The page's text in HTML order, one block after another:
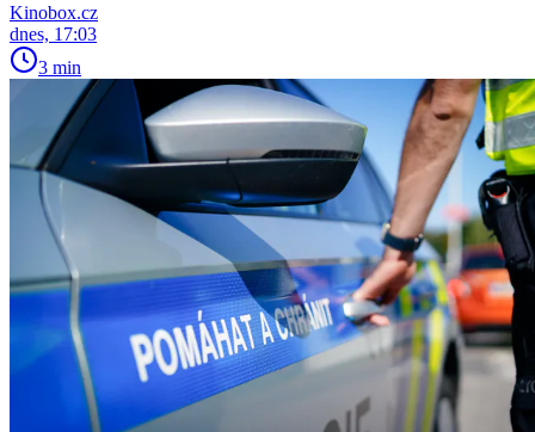
Kinobox.cz
dnes, 17:03
3 min